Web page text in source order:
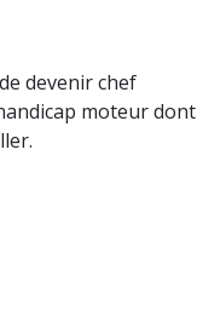
devenir chef
moteur dont